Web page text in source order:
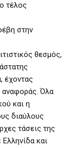
τέλος
στην
θεσμός,
έχοντας
αναφοράς. Όλα
και η
διαύλους
τάσεις της
και